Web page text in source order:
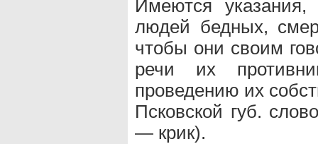
Имеются
людей бедных,
чтобы они своим
речи их
проведению их
Псковской губ.
— крик).